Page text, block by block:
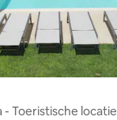
- Toeristische locatie